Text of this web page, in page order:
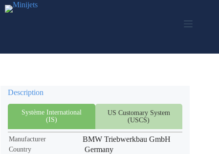
Skip
to
Description
Système International
(IS)
US Customary System
(USCS)
Manufacturer BMW Triebwerkbau GmbH
Country Germany